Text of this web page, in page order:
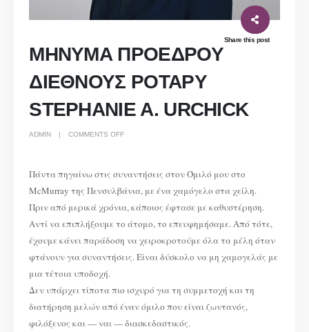
Share this post
ΜΗΝΥΜΑ ΠΡΟΕΔΡΟΥ
ΔΙΕΘΝΟΥΣ ΡΟΤΑΡΥ
STEPHANIE A. URCHICK
ADMIN COMMENTS OFFON
A.
URCHICK
Πάντα πηγαίνω στις συναντήσεις στον Όμιλό μου στο
McMurray της Πενσυλβάνια, με ένα χαμόγελο στα χείλη.
Πριν από μερικά χρόνια, κάποιος έφτασε με καθυστέρηση.
Αντί να επιπλήξουμε το άτομο, το επευφημήσαμε. Από τότε,
έχουμε κάνει παράδοση να χειροκροτούμε όλα τα μέλη όταν
φτάνουν για συναντήσεις. Είναι δύσκολο να μη χαμογελάς με
μια τέτοια υποδοχή.
Δεν υπάρχει τίποτα πιο ισχυρό για τη συμμετοχή και τη
διατήρηση μελών από έναν όμιλο που είναι ζωντανός,
φιλόξενος και — ναι — διασκεδαστικός.